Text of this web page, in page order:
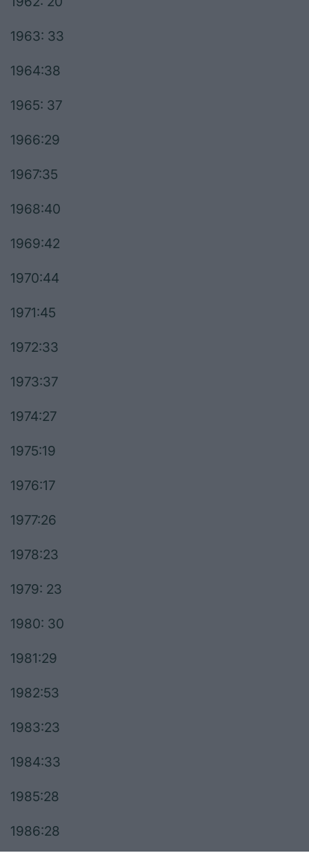
1963: 33
1964:38
1965: 37
1966:29
1967:35
1968:40
1969:42
1970:44
1971:45
1972:33
1973:37
1974:27
1975:19
1976:17
1977:26
1978:23
1979: 23
1980: 30
1981:29
1982:53
1983:23
1984:33
1985:28
1986:28